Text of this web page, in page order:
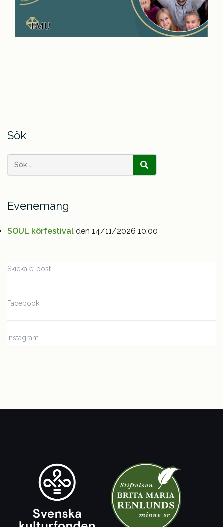
Sök
Search
for:
SÖK
Evenemang
SOUL körfestival den 14/11/2026 10:00
Skicka e-post
Facebook
Instagram